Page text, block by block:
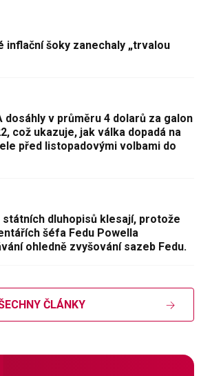
inflační šoky zanechaly „trvalou
dosáhly v průměru 4 dolarů za galon
což ukazuje, jak válka dopadá na
před listopadovými volbami do
dluhopisů klesají, protože
šéfa Fedu Powella
ohledně zvyšování sazeb Fedu.
ČLÁNKY